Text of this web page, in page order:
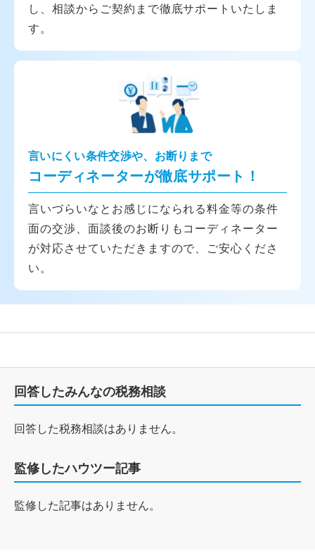
し、相談からご契約まで徹底サポートいたしま
す。
言いにくい条件交渉や、お断りまで
コーディネーターが徹底サポート！
言いづらいなとお感じになられる料金等の条件
面の交渉、面談後のお断りもコーディネーター
が対応させていただきますので、ご安心くださ
い。
回答したみんなの税務相談
回答した税務相談はありません。
監修したハウツー記事
監修した記事はありません。